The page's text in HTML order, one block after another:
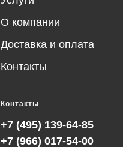
О компании
Доставка и оплата
Контакты
Контакты
+7 (495) 139-64-85
+7 (966) 017-54-00